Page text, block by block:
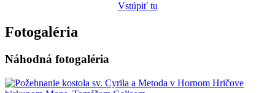
Vstúpiť tu
Fotogaléria
Náhodná fotogaléria